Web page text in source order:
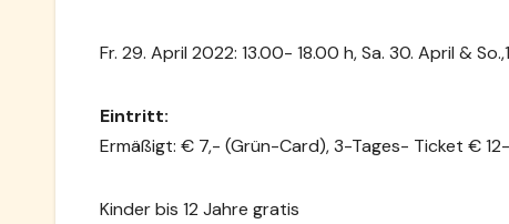
Fr. 29. April 2022: 13.00- 18.00 h, Sa. 30. April &
Eintritt:
Ermäßigt: € 7,- (Grün-Card),3-Tages- Ticket €
Kinder bis 12 Jahre gratis